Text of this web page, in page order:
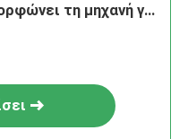
τη μηχανή για